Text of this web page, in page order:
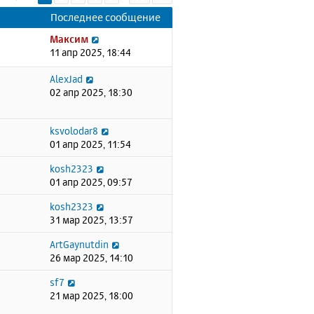
Последнее сообщение
Максим
11 апр 2025, 18:44
AlexJad
02 апр 2025, 18:30
ksvolodar8
01 апр 2025, 11:54
kosh2323
01 апр 2025, 09:57
kosh2323
31 мар 2025, 13:57
ArtGaynutdin
26 мар 2025, 14:10
sf7
21 мар 2025, 18:00